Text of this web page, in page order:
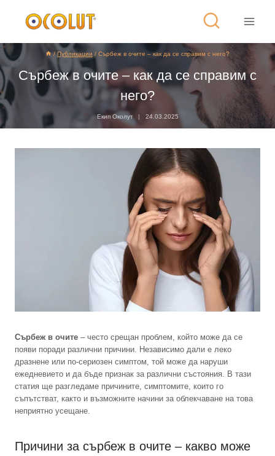
/ Публикации / Сърбеж в очите – как да се справим с него?
Сърбеж в очите – как да се справим с
него?
Екип Околут 24.03.2025
Сърбеж в очите – често срещан проблем, който може да се
появи поради различни причини. Независимо дали е леко
дразнене или по-сериозен симптом, той може да наруши
ежедневието и да бъде признак за различни състояния. В тази
статия ще разгледаме причините, симптомите, които го
съпътстват, както и възможните начини за облекчаване на това
неприятно усещане.
Причини за сърбеж в очите – какво може